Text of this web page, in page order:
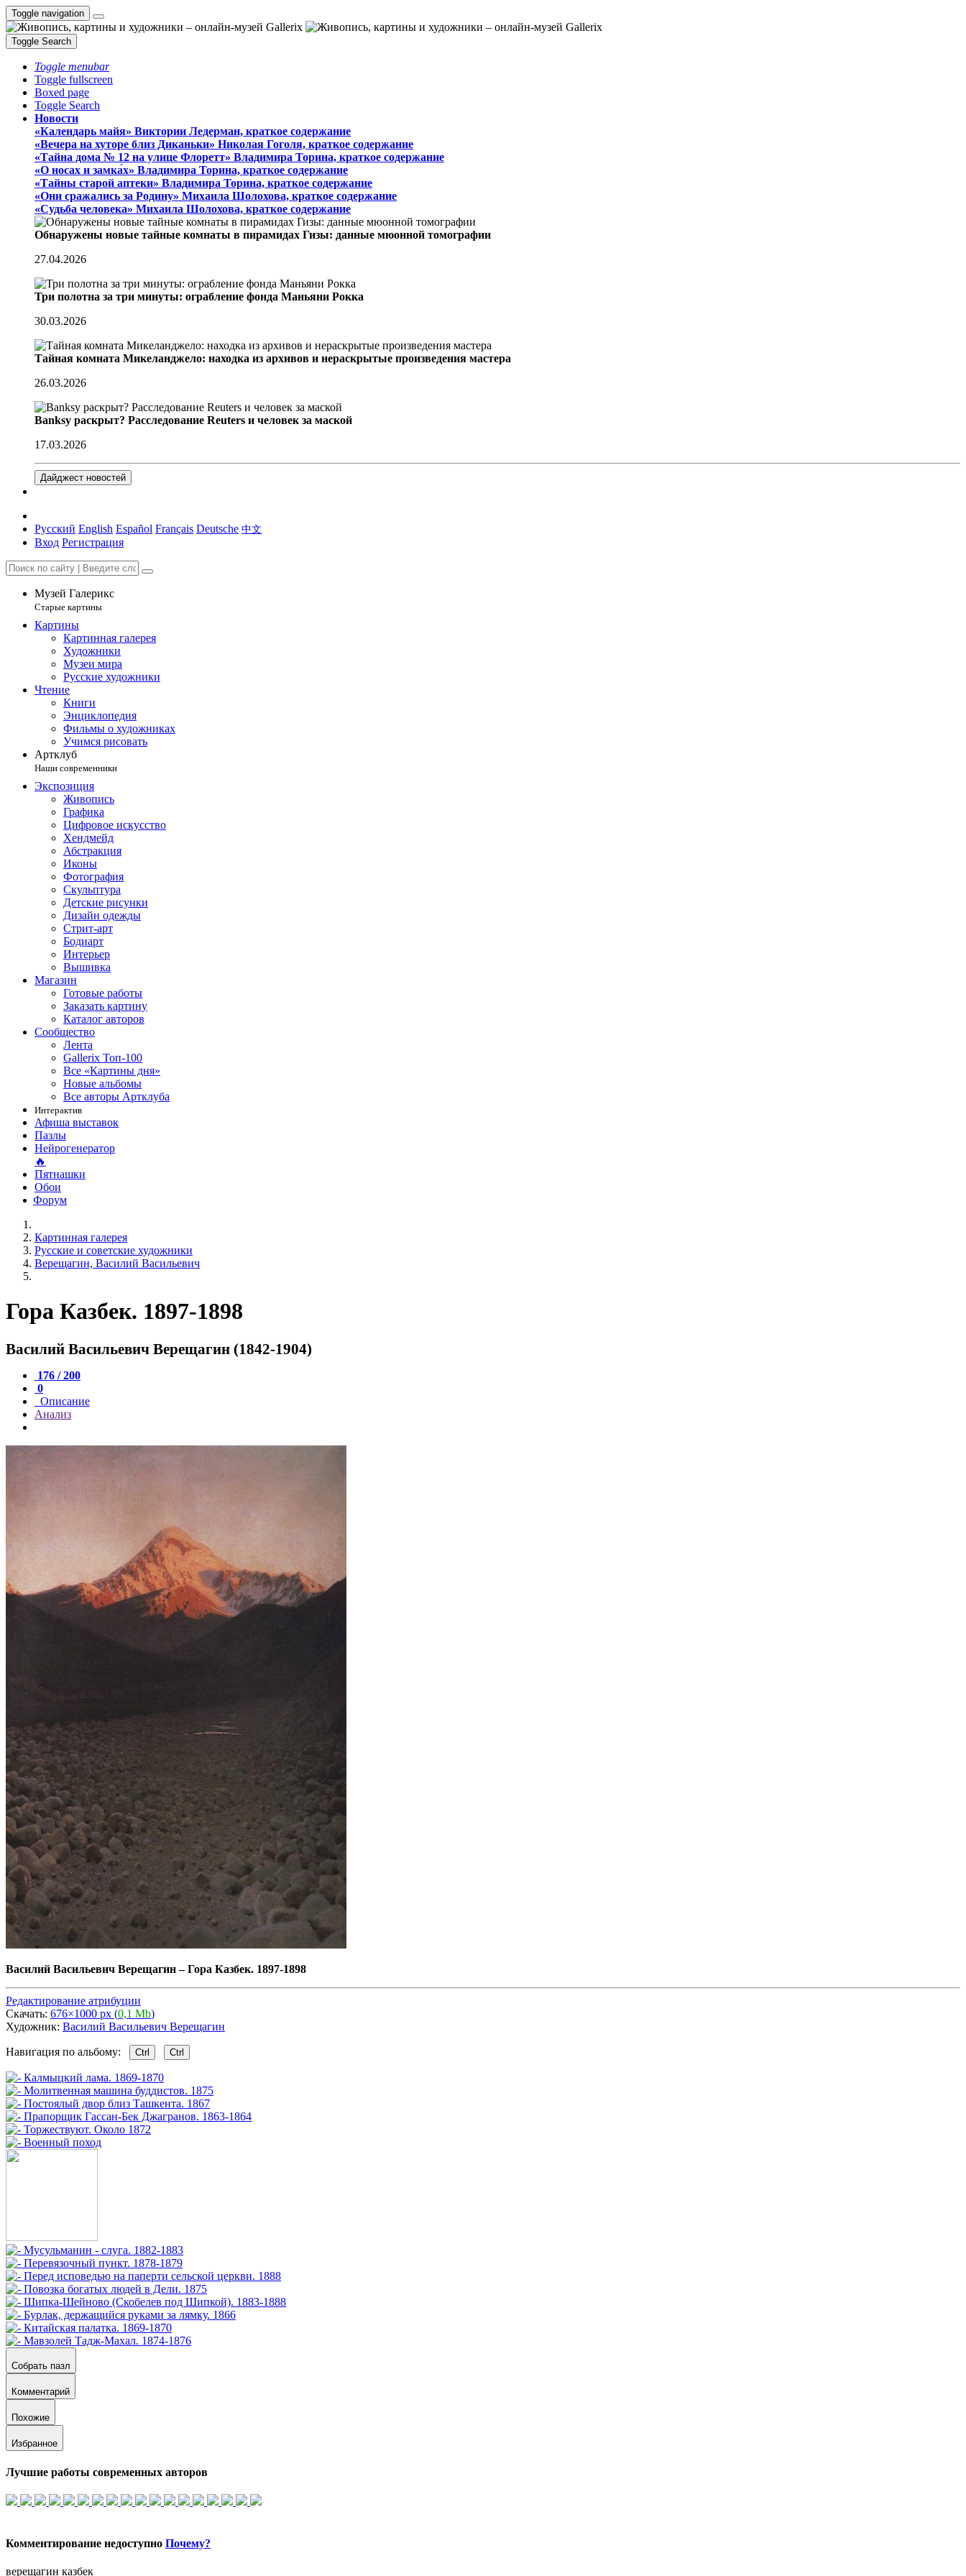
Toggle navigation
Toggle Search
Toggle menubar
Toggle fullscreen
Boxed page
Toggle Search
Новости
«Календарь майя» Виктории Ледерман, краткое содержание
«Вечера на хуторе близ Диканьки» Николая Гоголя, краткое содержание
«Тайна дома № 12 на улице Флоретт» Владимира Торина, краткое содержание
«О носах и замка́х» Владимира Торина, краткое содержание
«Тайны старой аптеки» Владимира Торина, краткое содержание
«Они сражались за Родину» Михаила Шолохова, краткое содержание
«Судьба человека» Михаила Шолохова, краткое содержание
Обнаружены новые тайные комнаты в пирамидах Гизы: данные мюонной томографии
27.04.2026
Три полотна за три минуты: ограбление фонда Маньяни Рокка
30.03.2026
Тайная комната Микеланджело: находка из архивов и нераскрытые произведения мастера
26.03.2026
Banksy раскрыт? Расследование Reuters и человек за маской
17.03.2026
Дайджест новостей
Русский English Español Français Deutsche 中文
Вход Регистрация
Музей Галерикс
Старые картины
Картины
Картинная галерея
Художники
Музеи мира
Русские художники
Чтение
Книги
Энциклопедия
Фильмы о художниках
Учимся рисовать
Артклуб
Наши современники
Экспозиция
Живопись
Графика
Цифровое искусство
Хендмейд
Абстракция
Иконы
Фотография
Скульптура
Детские рисунки
Дизайн одежды
Стрит-арт
Бодиарт
Интерьер
Вышивка
Магазин
Готовые работы
Заказать картину
Каталог авторов
Сообщество
Лента
Gallerix Топ-100
Все «Картины дня»
Новые альбомы
Все авторы Артклуба
Интерактив
Афиша выставок
Пазлы
Нейрогенератор
🔥
Пятнашки
Обои
Форум
Картинная галерея
Русские и советские художники
Верещагин, Василий Васильевич
Гора Казбек. 1897-1898
Василий Васильевич Верещагин (1842-1904)
176 / 200
0
Описание
Анализ
Василий Васильевич Верещагин–Гора Казбек. 1897-1898
Редактирование атрибуции
Скачать: 676×1000 px (0,1 Mb)
Художник: Василий Васильевич Верещагин
Навигация по альбому: Ctrl Ctrl
Собрать пазл
Комментарий
Похожие
Избранное
Лучшие работы современных авторов
Комментирование недоступно Почему?
верещагин казбек